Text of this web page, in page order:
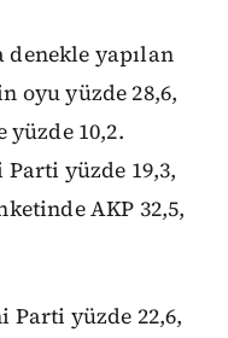
denekle yapılan
oyu yüzde 28,6,
yüzde 10,2.
Parti yüzde 19,3,
AKP 32,5,
Parti yüzde 22,6,